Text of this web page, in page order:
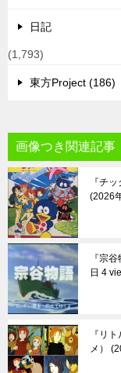
日記
(1,793)
東方Project (186)
画像つき関連記事
『チ
2026
『宗
日 4
『リ
メ）